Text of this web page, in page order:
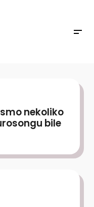
smo nekoliko
bile